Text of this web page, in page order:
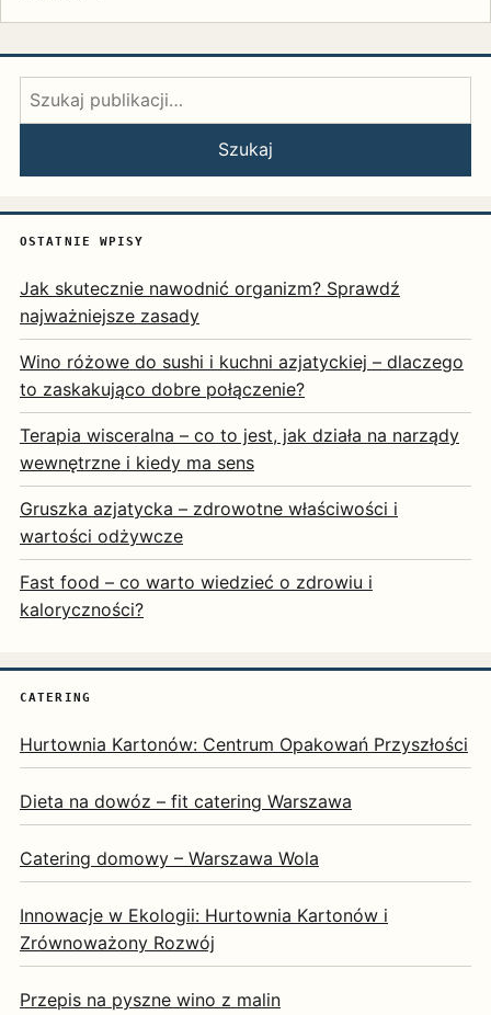
Szukaj:
Szukaj
OSTATNIE WPISY
Jak skutecznie nawodnić organizm? Sprawdź
najważniejsze zasady
Wino różowe do sushi i kuchni azjatyckiej – dlaczego
to zaskakująco dobre połączenie?
Terapia wisceralna – co to jest, jak działa na narządy
wewnętrzne i kiedy ma sens
Gruszka azjatycka – zdrowotne właściwości i
wartości odżywcze
Fast food – co warto wiedzieć o zdrowiu i
kaloryczności?
CATERING
Hurtownia Kartonów: Centrum Opakowań Przyszłości
Dieta na dowóz – fit catering Warszawa
Catering domowy – Warszawa Wola
Innowacje w Ekologii: Hurtownia Kartonów i
Zrównoważony Rozwój
Przepis na pyszne wino z malin